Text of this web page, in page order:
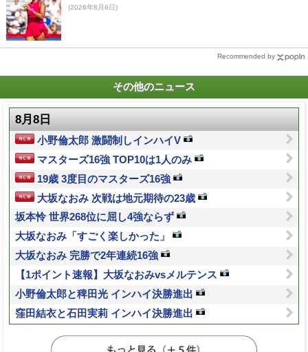
(2026年8月6日)
Recommended by
その他のニュース
8月8日
小野倫太郎 激闘制しインハイV
マスターズ16強 TOP10は1人のみ
19歳 3度目のマスターズ16強
大坂なおみ 次戦は地元期待の23歳
坂本怜 世界268位に屈し4強ならず
大坂なおみ「すごく楽しかった」
大坂なおみ 完勝で2年連続16強
【1ポイント速報】大坂なおみvsメルテンス
小野倫太郎と稗田光 インハイ決勝進出
窪田結衣と石田実莉 インハイ決勝進出